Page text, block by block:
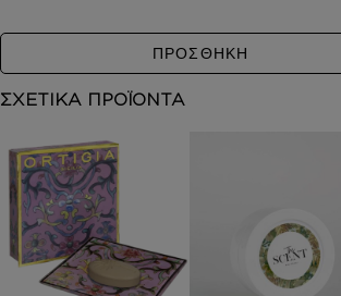
ΠΡΟΣΘΗΚΗ
ΣΧΕΤΙΚΑ ΠΡΟΪΟΝΤΑ